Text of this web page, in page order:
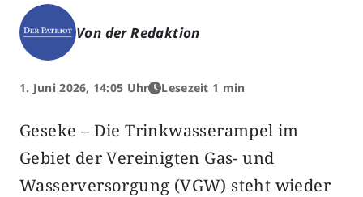
Von der Redaktion
1. Juni 2026, 14:05 Uhr Lesezeit 1 min
Geseke – Die Trinkwasserampel im
Gebiet der Vereinigten Gas- und
Wasserversorgung (VGW) steht wieder